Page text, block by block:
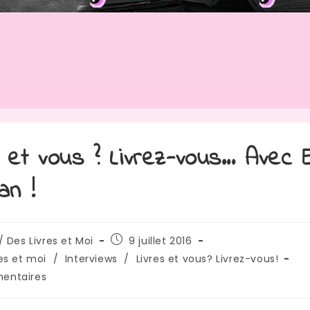
et vous ? Livrez-vous… Avec
!
Des Livres et Moi
Publication
publiée :
9 juillet 2016
et moi / Interviews / Livres et vous? Livrez-vous!